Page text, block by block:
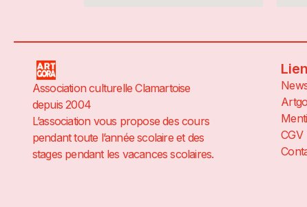
Association culturelle Clamartoise
depuis 2004
L’association vous propose des cours
pendant toute l’année scolaire et des
stages pendant les vacances scolaires.
CGV